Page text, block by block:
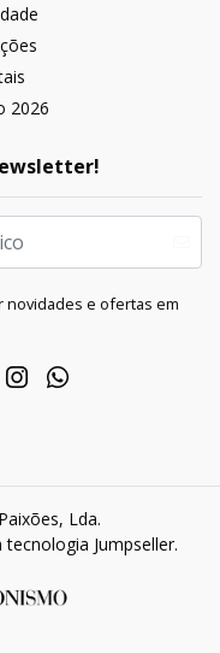
2026
novidades e ofertas em
Lda.
tecnologia Jumpseller.